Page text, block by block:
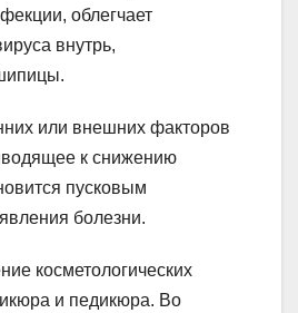
облегчает
внутрь,
или внешних факторов
к снижению
пусковым
болезни.
косметологических
и педикюра. Во